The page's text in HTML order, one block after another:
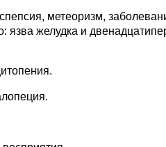
метеоризм,
язва желудка и